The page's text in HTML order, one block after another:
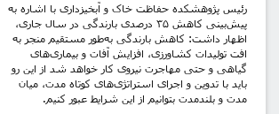
رئیس پژوهشکده حفاظت خاک و آبخیزداری با اشاره به
پیش‌بینی کاهش ۳۵ درصدی بارندگی در سال جاری،
اظهار داشت: کاهش بارندگی به‌طور مستقیم منجر به
افت تولیدات کشاورزی، افزایش آفات و بیماری‌های
گیاهی و حتی مهاجرت نیروی کار خواهد شد از این رو
باید با تدوین و اجرای استراتژی‌های کوتاه‌ مدت، میان‌
مدت و بلندمدت بتوانیم از این شرایط عبور کنیم.